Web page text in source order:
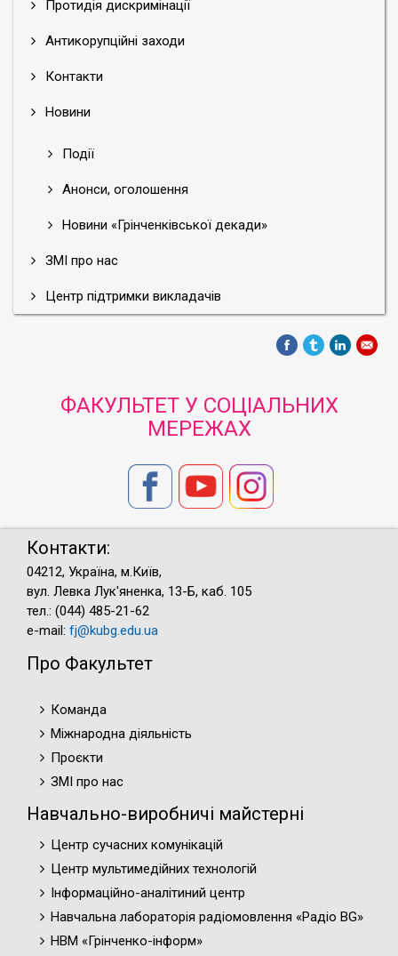
Протидія дискримінації
Антикорупційні заходи
Контакти
Новини
Події
Анонси, оголошення
Новини «Грінченківської декади»
ЗМІ про нас
Центр підтримки викладачів
ФАКУЛЬТЕТ У СОЦІАЛЬНИХ
МЕРЕЖАХ
Контакти:
04212, Україна, м.Київ,
вул. Левка Лук'яненка, 13-Б, каб. 105
тел.: (044) 485-21-62
e-mail: fj@kubg.edu.ua
Про Факультет
Команда
Міжнародна діяльність
Проєкти
ЗМІ про нас
Навчально-виробничі майстерні
Центр сучасних комунікацій
Центр мультимедійних технологій
Інформаційно-аналітиний центр
Навчальна лабораторія радіомовлення «Радіо BG»
НВМ «Грінченко-інформ»